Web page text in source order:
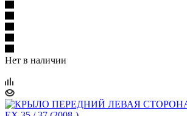
Нет в наличии